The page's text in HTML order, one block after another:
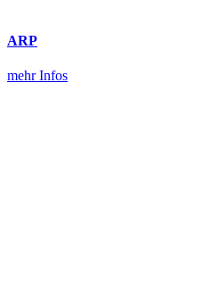
ARP
mehr Infos